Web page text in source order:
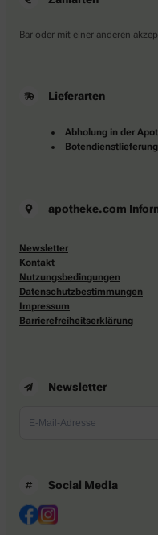
Bar oder mit einer anderen
Lieferarten
Abholung in der
Botendienstlieferung
apotheke.com
Newsletter
Kontakt
Nutzungsbedingungen
Datenschutzbestimmungen
Impressum
Barrierefreiheitserklärung
Newsletter
Social Media